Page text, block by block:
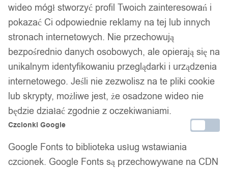
wideo mógł stworzyć profil Twoich zainteresowań i
pokazać Ci odpowiednie reklamy na tej lub innych
stronach internetowych. Nie przechowują
bezpośrednio danych osobowych, ale opierają się na
unikalnym identyfikowaniu przeglądarki i urządzenia
internetowego. Jeśli nie zezwolisz na te pliki cookie
lub skrypty, możliwe jest, że osadzone wideo nie
będzie działać zgodnie z oczekiwaniami.
Czcionki Google
Google Fonts to biblioteka usług wstawiania
czcionek. Google Fonts są przechowywane na CDN